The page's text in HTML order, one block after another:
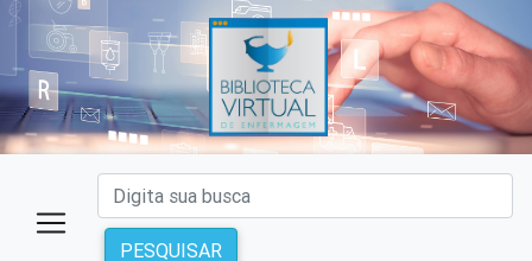
PESQUISAR